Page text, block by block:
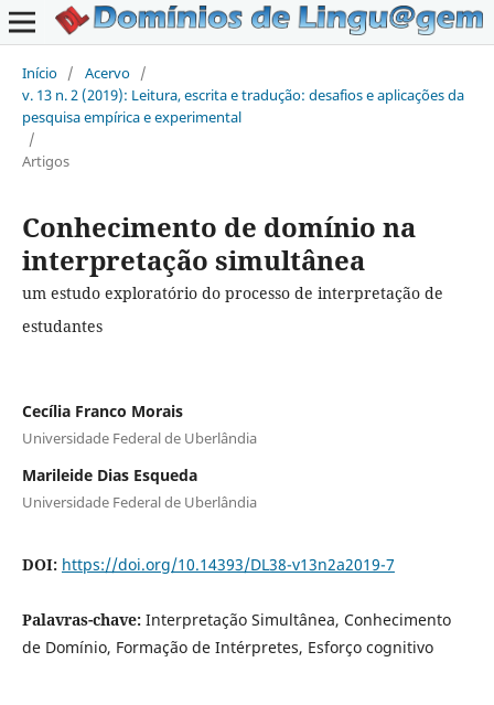
Início / Acervo /
v. 13 n. 2 (2019): Leitura, escrita e tradução: desafios e aplicações da
pesquisa empírica e experimental
/
Artigos
Conhecimento de domínio na
interpretação simultânea
um estudo exploratório do processo de interpretação de
estudantes
Cecília Franco Morais
Universidade Federal de Uberlândia
Marileide Dias Esqueda
Universidade Federal de Uberlândia
DOI: https://doi.org/10.14393/DL38-v13n2a2019-7
Palavras-chave: Interpretação Simultânea, Conhecimento
de Domínio, Formação de Intérpretes, Esforço cognitivo